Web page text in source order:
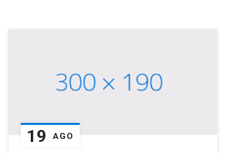
19 AGO